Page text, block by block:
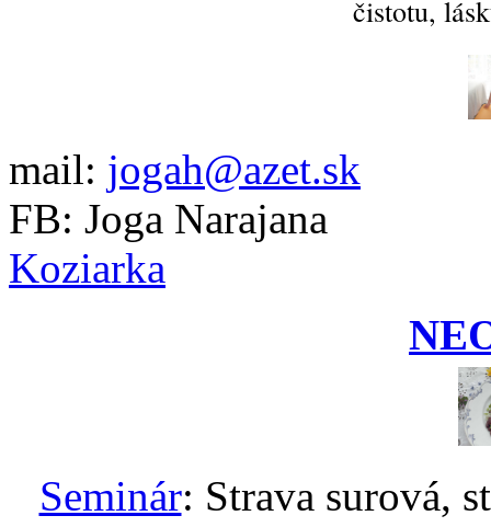
čistotu,
mail: jogah@azet.sk
FB: Joga Narajana
Koziarka
Seminár: Strava surová,